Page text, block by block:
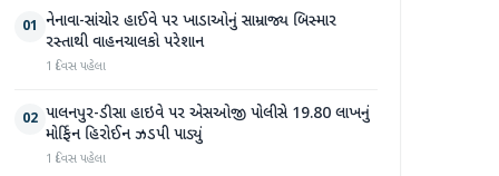
01 નેનાવા-સાંચોર હાઈવે પર ખાડાઓનું સામ્રાજ્ય બિસ્માર
રસ્તાથી વાહનચાલકો પરેશાન
1 દિવસ પહેલા
02 પાલનપુર-ડીસા હાઇવે પર એસઓજી પોલીસે 19.80 લાખનું
મોર્ફિન હિરોઈન ઝડપી પાડ્યું
1 દિવસ પહેલા